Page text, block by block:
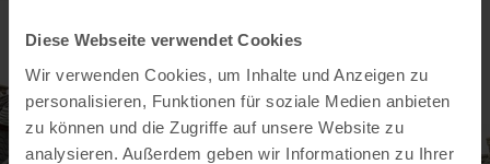
Diese Webseite verwendet Cookies
Wir verwenden Cookies, um Inhalte und Anzeigen zu
personalisieren, Funktionen für soziale Medien anbieten
zu können und die Zugriffe auf unsere Website zu
analysieren. Außerdem geben wir Informationen zu Ihrer